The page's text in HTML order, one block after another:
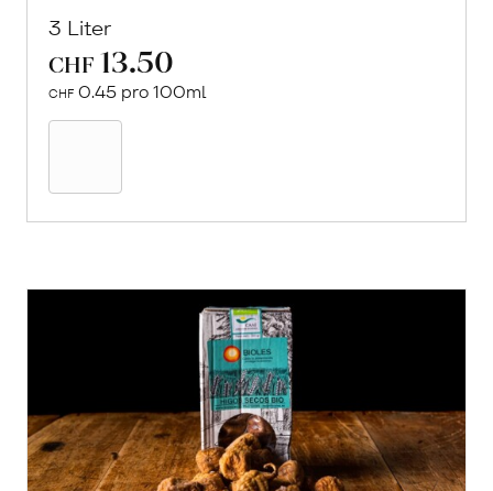
3 Liter
CHF 13.50
CHF 0.45 pro 100ml